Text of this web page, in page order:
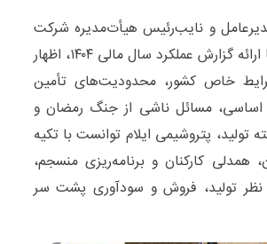
و نایب‌رئیس هیأت‌مدیره شرکت
پتروشیمی ایلام با ارائه گزارش عملکرد سال مالی ۱۴۰۴، اظهار
خاص کشور، محدودیت‌های تأمین
اساسی، مسائل ناشی از جنگ رمضان و
تولید، پتروشیمی ایلام توانست با تکیه
همدلی کارکنان و برنامه‌ریزی منسجم،
نظر تولید، فروش و سودآوری پشت سر